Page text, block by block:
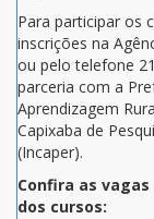
Para participar os
inscrições na
ou pelo telefone
parceria com a
Aprendizagem
Capixaba de
(Incaper).
Confira as
dos cursos: